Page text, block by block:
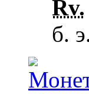
Rv.
б.